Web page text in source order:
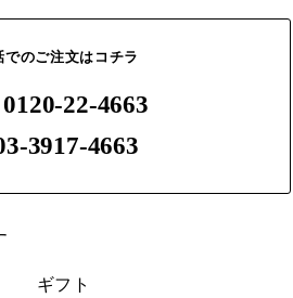
でのご注文はコチラ
0120-22-4663
3917-4663
ギフト